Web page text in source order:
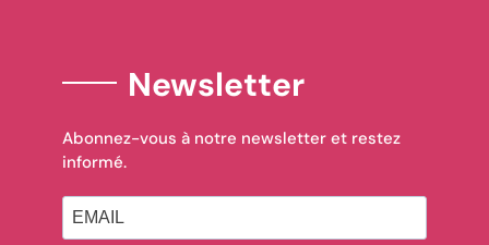
Newsletter
Abonnez-vous à notre newsletter et restez
informé.